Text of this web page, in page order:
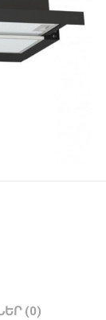
(0)